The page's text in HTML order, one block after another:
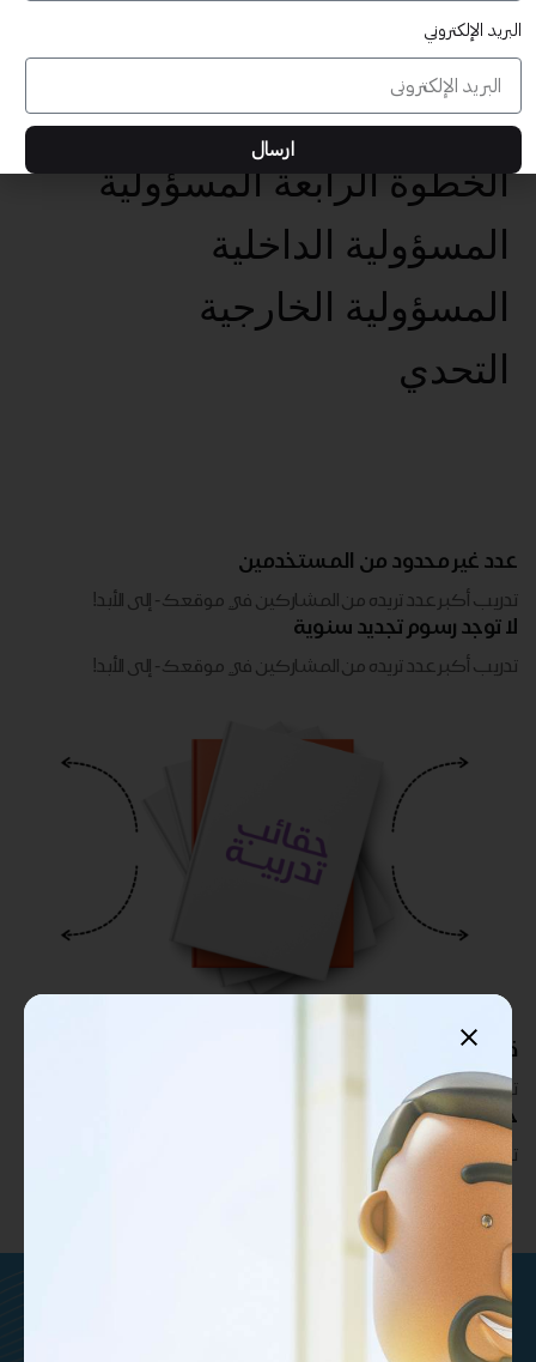
عناصر تحقيق الأهداف الخمس
تحديد الهدف الفعال
الخطوة الرابعة المسؤولية
المسؤولية الداخلية
المسؤولية الخارجية
التحدي
عدد غير محدود من المستخدمين
تدريب أكبر عدد تريده من المشاركين في موقعك - ​​إلى الأبد!
لا توجد رسوم تجديد سنوية
تدريب أكبر عدد تريده من المشاركين في موقعك - ​​إلى الأبد!
قابلة للتخصيص بالكامل
تدريب أكبر عدد تريده من المشاركين في موقعك - ​​إلى الأبد!
حقوق طباعة غير محدودة
تدريب أكبر عدد تريده من المشاركين في موقعك - ​​إلى الأبد!
ماتريال درايف هي مؤسسة تقنيات
البريد الإلكتروني
ارسال